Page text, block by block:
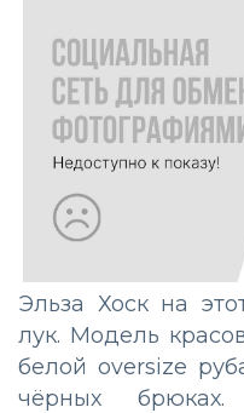
Эльза Хоск на
лук. Модель
белой oversize
чёрных